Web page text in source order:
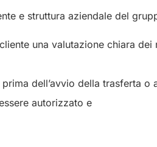
e struttura aziendale del
una valutazione chiara dei
dell’avvio della trasferta
autorizzato e